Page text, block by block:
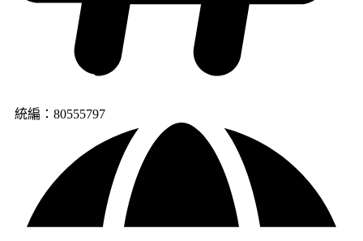
統編：80555797